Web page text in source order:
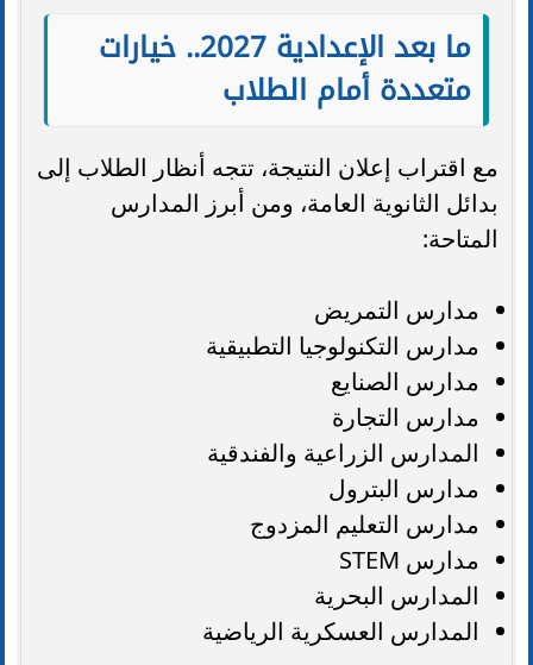
ما بعد الإعدادية 2027.. خيارات
متعددة أمام الطلاب
مع اقتراب إعلان النتيجة، تتجه أنظار الطلاب إلى
بدائل الثانوية العامة، ومن أبرز المدارس
المتاحة:
مدارس التمريض
مدارس التكنولوجيا التطبيقية
مدارس الصنايع
مدارس التجارة
المدارس الزراعية والفندقية
مدارس البترول
مدارس التعليم المزدوج
مدارس STEM
المدارس البحرية
المدارس العسكرية الرياضية